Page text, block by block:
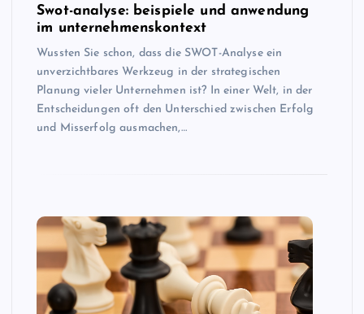
Swot-analyse: beispiele und anwendung
im unternehmenskontext
Wussten Sie schon, dass die SWOT-Analyse ein
unverzichtbares Werkzeug in der strategischen
Planung vieler Unternehmen ist? In einer Welt, in der
Entscheidungen oft den Unterschied zwischen Erfolg
und Misserfolg ausmachen,…